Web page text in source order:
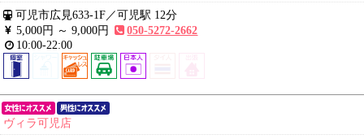
可児市広見633-1F／可児駅 12分
5,000円 ～9,000円
050-5272-2662
10:00-22:00
ヴィラ可児店